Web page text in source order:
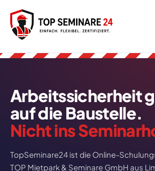
Arbeitssicherheit
auf die Baustelle.
Nicht ins
TopSeminare24 ist die Online-
TOP Mietpark & Seminare GmbH aus